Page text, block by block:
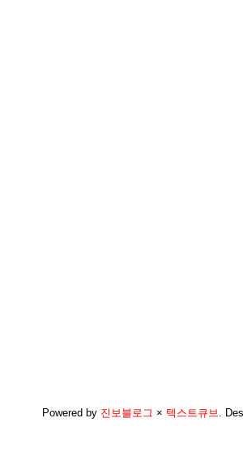
Powered by 진보블로그 × 텍스트큐브